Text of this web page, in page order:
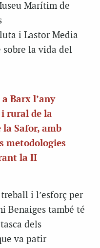
Marítim de
i Lastor Media
la vida del
Barx l’any
rural de la
la Safor, amb
metodologies
la II
i l’esforç per
Benaiges també té
dels
va patir